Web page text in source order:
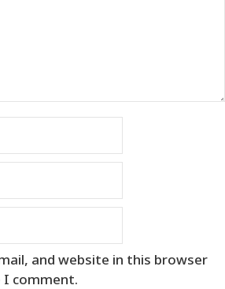
and website in this browser
comment.